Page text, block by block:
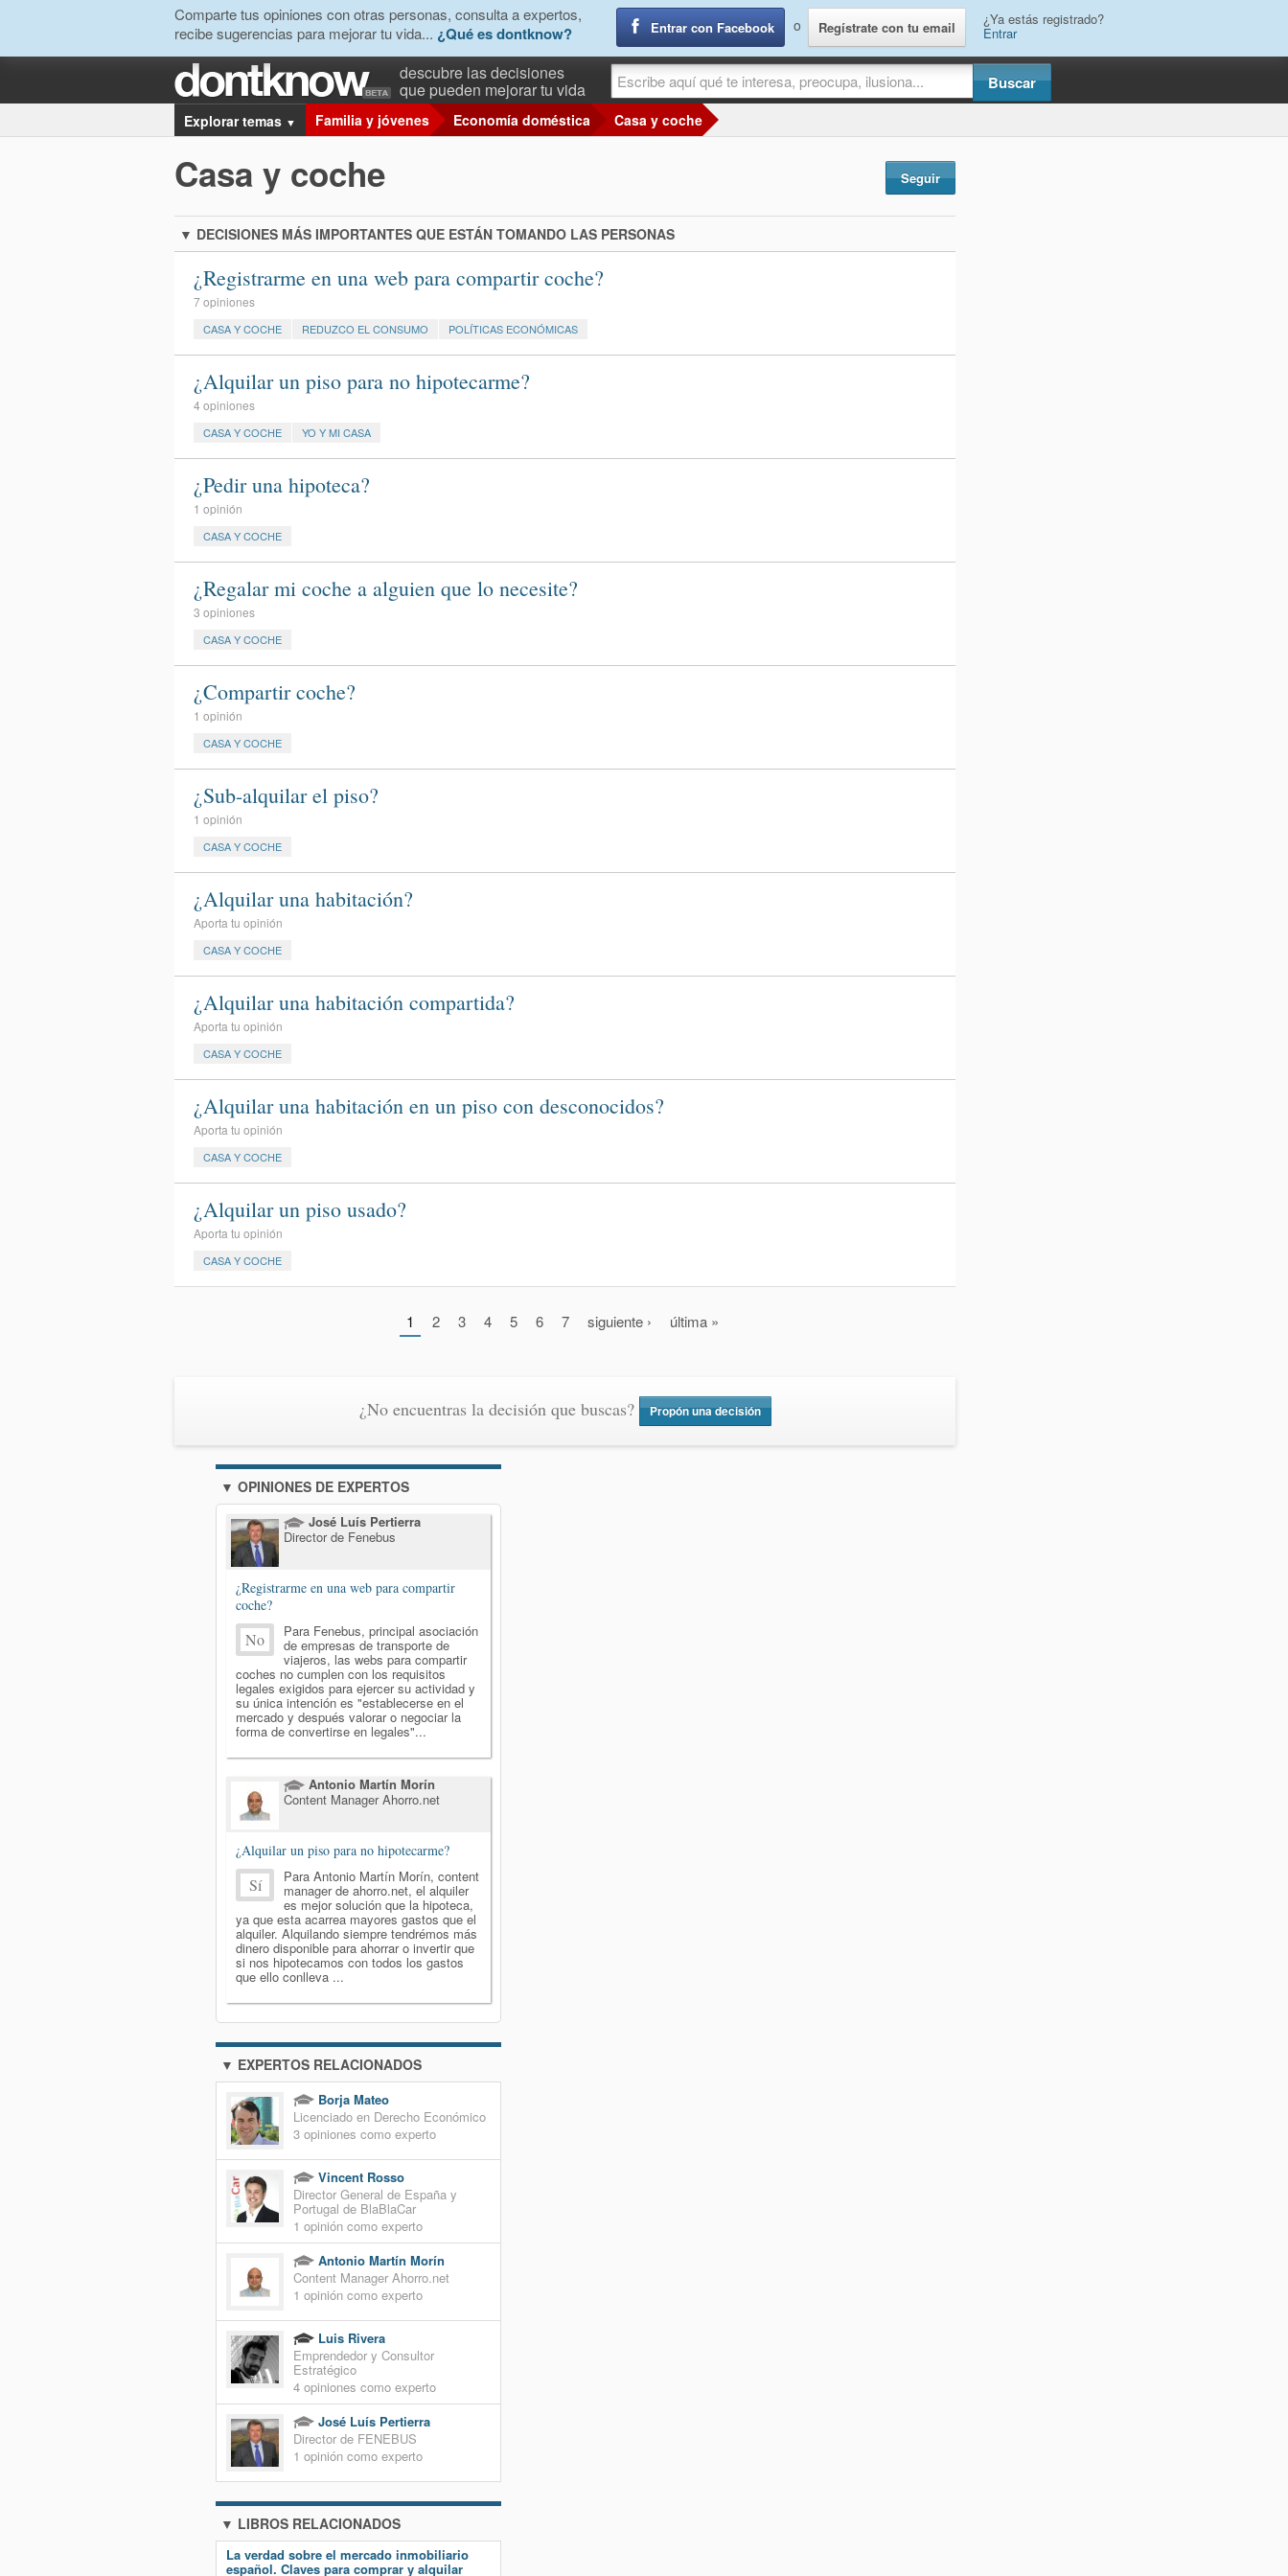
Comparte tus opiniones con otras personas, consulta a expertos,
recibe sugerencias para mejorar tu vida... ¿Qué es dontknow? Entrar con Facebook o Regístrate con tu email ¿Ya estás registrado?
Entrar
descubre las decisiones
que pueden mejorar tu vida
Explorar temas ▼ Familia y jóvenes Economía doméstica Casa y coche
Casa y coche Seguir
▼ DECISIONES MÁS IMPORTANTES QUE ESTÁN TOMANDO LAS PERSONAS
¿Registrarme en una web para compartir coche?
7 opiniones
CASA Y COCHE REDUZCO EL CONSUMO POLÍTICAS ECONÓMICAS
¿Alquilar un piso para no hipotecarme?
4 opiniones
CASA Y COCHE YO Y MI CASA
¿Pedir una hipoteca?
1 opinión
CASA Y COCHE
¿Regalar mi coche a alguien que lo necesite?
3 opiniones
CASA Y COCHE
¿Compartir coche?
1 opinión
CASA Y COCHE
¿Sub-alquilar el piso?
1 opinión
CASA Y COCHE
¿Alquilar una habitación?
Aporta tu opinión
CASA Y COCHE
¿Alquilar una habitación compartida?
Aporta tu opinión
CASA Y COCHE
¿Alquilar una habitación en un piso con desconocidos?
Aporta tu opinión
CASA Y COCHE
¿Alquilar un piso usado?
Aporta tu opinión
CASA Y COCHE
1 2 3 4 5 6 7 siguiente › última »
¿No encuentras la decisión que buscas? Propón una decisión
▼ OPINIONES DE EXPERTOS
José Luís Pertierra
Director de Fenebus
¿Registrarme en una web para compartir
coche?
No Para Fenebus, principal asociación
de empresas de transporte de
viajeros, las webs para compartir
coches no cumplen con los requisitos
legales exigidos para ejercer su actividad y
su única intención es "establecerse en el
mercado y después valorar o negociar la
forma de convertirse en legales"...
Antonio Martín Morín
Content Manager Ahorro.net
¿Alquilar un piso para no hipotecarme?
Sí Para Antonio Martín Morín, content
manager de ahorro.net, el alquiler
es mejor solución que la hipoteca,
ya que esta acarrea mayores gastos que el
alquiler. Alquilando siempre tendrémos más
dinero disponible para ahorrar o invertir que
si nos hipotecamos con todos los gastos
que ello conlleva ...
▼ EXPERTOS RELACIONADOS
Borja Mateo
Licenciado en Derecho Económico
3 opiniones como experto
Vincent Rosso
Director General de España y
Portugal de BlaBlaCar
1 opinión como experto
Antonio Martín Morín
Content Manager Ahorro.net
1 opinión como experto
Luis Rivera
Emprendedor y Consultor
Estratégico
4 opiniones como experto
José Luís Pertierra
Director de FENEBUS
1 opinión como experto
▼ LIBROS RELACIONADOS
La verdad sobre el mercado inmobiliario
español. Claves para comprar y alquilar